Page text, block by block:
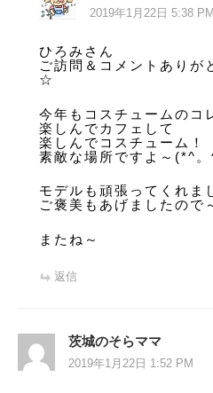
2019年1月22日 5:38 PM
ひろみさん
ご訪問＆コメントあり
☆
今年もコスチュームのコ
楽しんでカフェして
楽しんでコスチューム！
素敵な場所ですよ～(*^
モデルも頑張ってくれま
ご褒美もあげましたので
またね～
返信
茨城のそらママ
2019年1月22日 1:52 PM